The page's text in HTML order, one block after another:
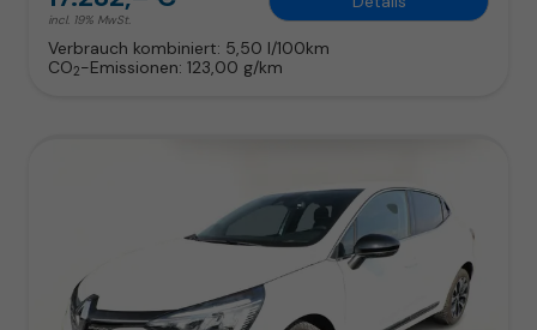
incl. 19% MwSt.
Verbrauch kombiniert: 5,50 l/100km
CO2-Emissionen: 123,00 g/km